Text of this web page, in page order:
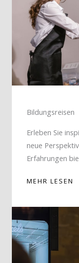
Bildungsreisen
Erleben Sie
neue
Erfahrungen
MEHR LESEN